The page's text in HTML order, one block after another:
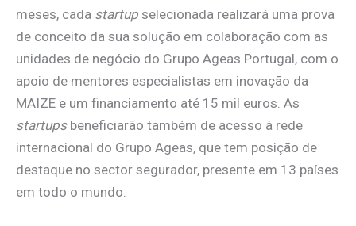
meses, cada startup selecionada realizará uma prova
de conceito da sua solução em colaboração com as
unidades de negócio do Grupo Ageas Portugal, com o
apoio de mentores especialistas em inovação da
MAIZE e um financiamento até 15 mil euros. As
startupsbeneficiarão também de acesso à rede
internacional do Grupo Ageas, que tem posição de
destaque no sector segurador, presente em 13 países
em todo o mundo.